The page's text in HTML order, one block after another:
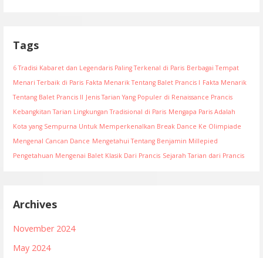
Tags
6 Tradisi Kabaret dan Legendaris Paling Terkenal di Paris Berbagai Tempat
Menari Terbaik di Paris Fakta Menarik Tentang Balet Prancis I Fakta Menarik
Tentang Balet Prancis II Jenis Tarian Yang Populer di Renaissance Prancis
Kebangkitan Tarian Lingkungan Tradisional di Paris Mengapa Paris Adalah
Kota yang Sempurna Untuk Memperkenalkan Break Dance Ke Olimpiade
Mengenal Cancan Dance Mengetahui Tentang Benjamin Millepied
Pengetahuan Mengenai Balet Klasik Dari Prancis Sejarah Tarian dari Prancis
Archives
November 2024
May 2024